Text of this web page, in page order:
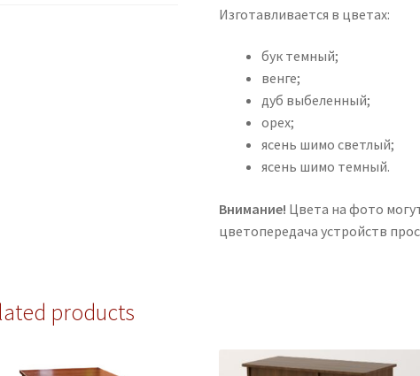
Изготавливается в цветах:
бук темный;
венге;
дуб выбеленный;
орех;
ясень шимо светлый;
ясень шимо темный.
Внимание! Цвета на фото
цветопередача устройств
products